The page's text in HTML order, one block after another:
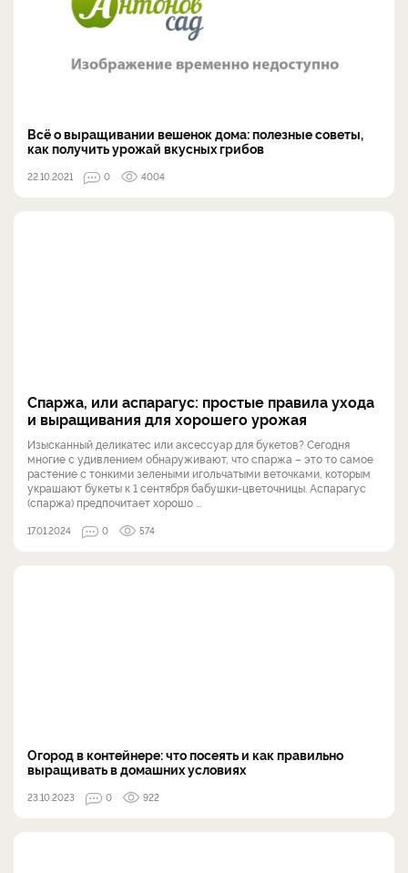
Всё о выращивании вешенок дома: полезные советы,
как получить урожай вкусных грибов
22.10.2021 0 4004
Спаржа, или аспарагус: простые правила ухода
и выращивания для хорошего урожая
Изысканный деликатес или аксессуар для букетов? Сегодня
многие с удивлением обнаруживают, что спаржа – это то самое
растение с тонкими зелеными игольчатыми веточками, которым
украшают букеты к 1 сентября бабушки-цветочницы. Аспарагус
(спаржа) предпочитает хорошо ...
17.01.2024 0 574
Огород в контейнере: что посеять и как правильно
выращивать в домашних условиях
23.10.2023 0 922